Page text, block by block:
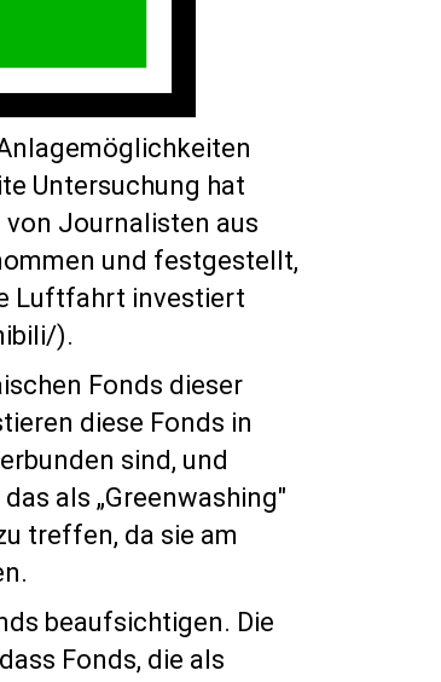
Untersuchung hat
von Journalisten aus
und festgestellt,
Luftfahrt investiert
).
Fonds dieser
diese Fonds in
sind, und
als „Greenwashing"
treffen, da sie am
beaufsichtigen. Die
Fonds, die als